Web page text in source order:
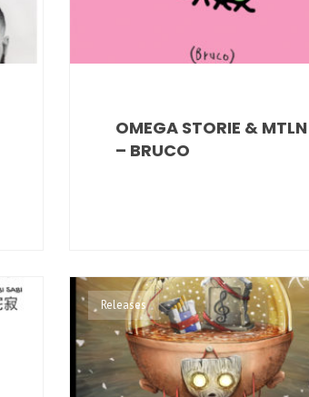
OMEGA STORIE & MTLN
– BRUCO
Releases